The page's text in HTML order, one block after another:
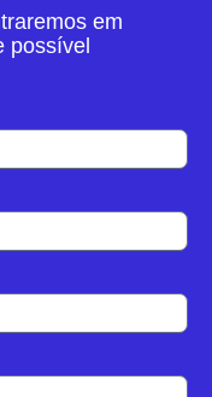
em
possível